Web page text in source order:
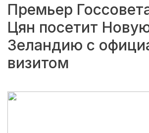
Премьер
Цян посетит
Зеландию с
визитом